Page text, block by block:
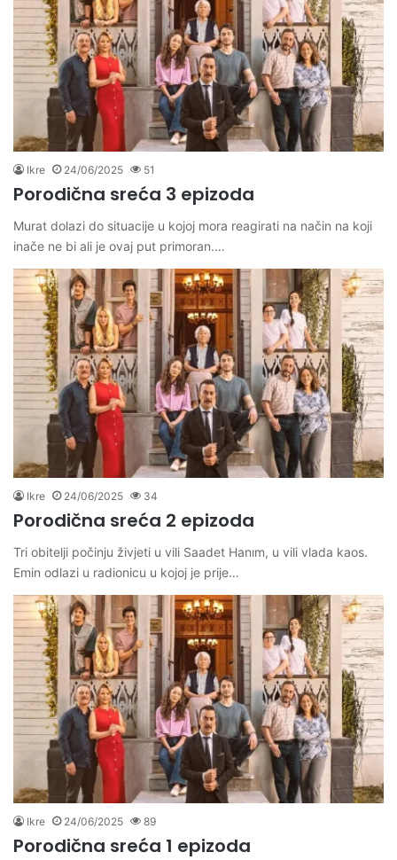
Ikre 24/06/2025 51
Porodična sreća 3 epizoda
Murat dolazi do situacije u kojoj mora reagirati na način na koji
inače ne bi ali je ovaj put primoran.…
Ikre 24/06/2025 34
Porodična sreća 2 epizoda
Tri obitelji počinju živjeti u vili Saadet Hanım, u vili vlada kaos.
Emin odlazi u radionicu u kojoj je prije…
Ikre 24/06/2025 89
Porodična sreća 1 epizoda